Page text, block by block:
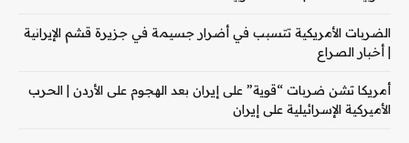
الضربات الأمريكية تتسبب في أضرار جسيمة في جزيرة قشم الإيرانية
| أخبار الصراع
أمريكا تشن ضربات “قوية” على إيران بعد الهجوم على الأردن | الحرب
الأميركية الإسرائيلية على إيران